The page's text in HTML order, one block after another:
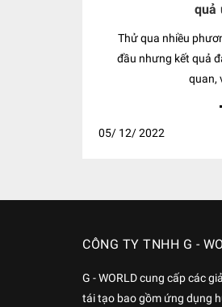
quả
Thử qua nhiều
đầu nhưng kết quả
quan,
05/ 12/2022
CÔNG TY TNHH G -
G - WORLD cung cấp các
tái tạo bao gồm ứng dụng